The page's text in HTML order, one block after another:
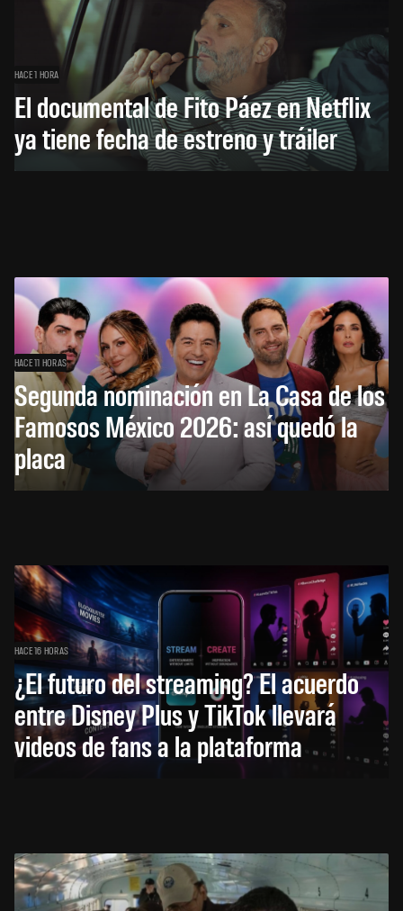
HACE 1 HORA
El documental de Fito Páez en Netflix
ya tiene fecha de estreno y tráiler
HACE 11 HORAS
Segunda nominación en La Casa de los
Famosos México 2026: así quedó la
placa
HACE 16 HORAS
¿El futuro del streaming? El acuerdo
entre Disney Plus y TikTok llevará
videos de fans a la plataforma